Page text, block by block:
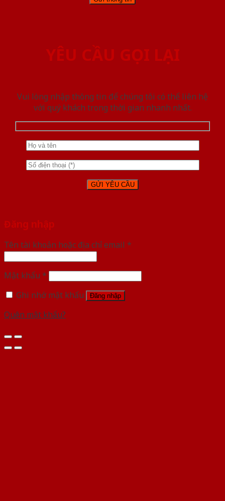
YÊU CẦU GỌI LẠI
Vui lòng nhập thông tin để chúng tôi có thể liên hệ
với quý khách trong thời gian nhanh nhất.
Đăng nhập
Tên tài khoản hoặc địa chỉ email *
Mật khẩu *
Ghi nhớ mật khẩu
Đăng nhập
Quên mật khẩu?